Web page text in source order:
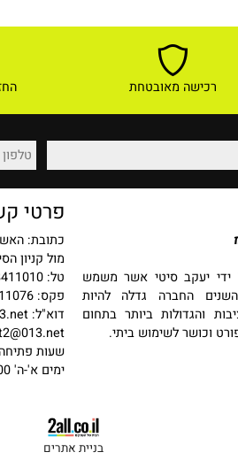
לפרטים ורכישה
מאובטחת
פרטי קשר
כתובת: האשלג 22, חיפה
מול קניון
שעות פתיחה: